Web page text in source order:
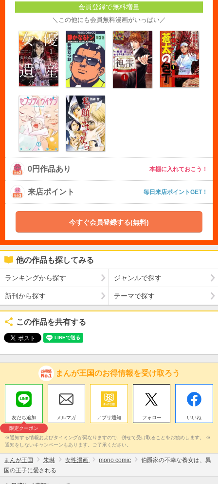
会員登録で無料増量
＼この他にも会員無料漫画がいっぱい／
0円作品あり 本棚に入れておこう！
来店ポイント 毎日来店ポイントGET！
今すぐ会員登録する(無料)
他の作品も探してみる
ランキングから探す ジャンルで探す
新刊から探す テーマで探す
この作品を共有する
まんが王国のお得情報を受け取ろう
友だち追加
限定クーポン
メルマガ アプリ通知 フォロー いいね
※通知する情報およびタイミングが異なりますので、併せて受け取ることをお勧めします。 ※
通知をしないキャンペーンもあります。ご了承ください。
まんが王国 朱琳 女性漫画 mono comic
伯爵家の不幸な養女は、異
国の王子に愛される